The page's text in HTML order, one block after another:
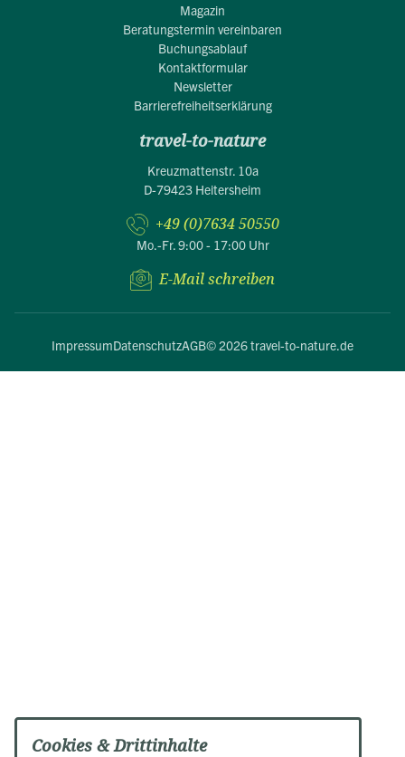
Magazin
Beratungstermin vereinbaren
Buchungsablauf
Kontaktformular
Newsletter
Barrierefreiheitserklärung
travel-to-nature
Kreuzmattenstr. 10a
D-79423 Heitersheim
+49 (0)7634 50550
Mo.-Fr. 9:00 - 17:00 Uhr
E-Mail schreiben
ImpressumDatenschutzAGB© 2026 travel-to-nature.de
Cookies & Drittinhalte